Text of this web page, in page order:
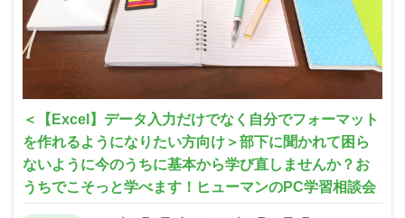
＜【Excel】データ入力だけでなく自分でフォーマット
を作れるようになりたい方向け＞部下に聞かれて困ら
ないように今のうちに基本から学び直しませんか？お
うちでこそっと学べます！ヒューマンのPC学習相談会